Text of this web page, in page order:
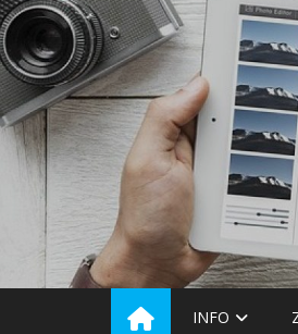
Skip
to
content
INFO